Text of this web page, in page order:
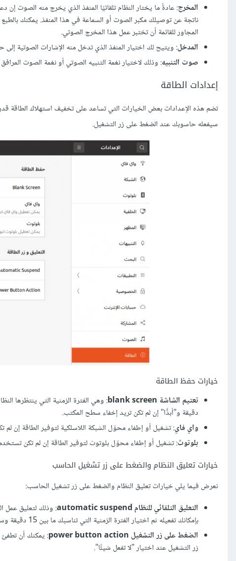
المخرج: عادةً ما يختار النظام تلقائيًا المنفذ الذي يخرج منه
ناتجة عن توصيلك مكبر الصوت أو السماعة في هذا المنفذ. يمكنك
المجاور للقائمة أن تختبر عمل هذا المخرج الصوتي.
المدخل: ويتيح لك اختيار المنفذ الذي تدخل منه الإشارات الصوتية
صوت التنبيه: وذلك لاختيار نغمة التنبيه الصوتي أو نغمة الصوت
إعدادات الطاقة
تضم هذه اﻹعدادات بعض الخيارات التي تساعد على تخفيف استهلاك الطاقة قدر
سيفعله حاسوبك عند الضغط على زر التشغيل.
خيارات حفظ الطاقة
تعتيم الشاشة blank screen : وهي الفترة الزمنية التي ينتظرها
دقيقة و"أبدًًا" إن لم تكن تريد إخفاء سطح المكتب.
واي فاي: تشغيل أو إطفاء محوّل الشبكة اللاسلكية لتوفير الطاقة إن لم
بلوتوث: تشغيل أو إطفاء محوّل بلوتوث لتوفير الطاقة إن لم تكن
خيارات تعليق النظام والضغط على زر تشغيل الحاسب
نعرض فيما يلي خيارات تعليق النظام والضغط على زر تشغيل الحاسب:
التعليق التلقائي للنظام automatic suspend
: وذلك لتعليق عمل
بإمكانك تفعيله ثم اختيار الفترة الزمنية التي تناسبك ما بين 15 دقيقة وساعتين.
الضغط على زر التشغيل power button action
: يمكنك أن تطفئ
زر التشغيل عند اختيار "لا تفعل شيئًا".